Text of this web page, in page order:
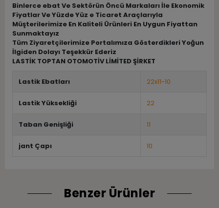
Binlerce ebat Ve Sektörün Öncü Markaları İle Ekonomik
Fiyatlar Ve Yüzde Yüz e Ticaret Araçlarıyla
Müşterilerimize En Kaliteli Ürünleri En Uygun Fiyattan
Sunmaktayız
Tüm Ziyaretçilerimize Portalımıza Gösterdikleri Yoğun
İlgiden Dolayı Teşekkür Ederiz
LASTİK TOPTAN OTOMOTİV LİMİTED ŞİRKET
Lastik Ebatları 22x11-10
Lastik Yüksekliği 22
Taban Genişliği 11
jant Çapı 10
Benzer Ürünler